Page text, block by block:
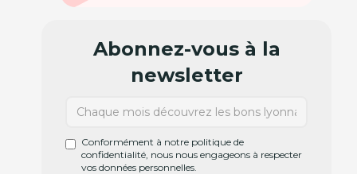
Abonnez-vous à la
newsletter
Conformément à notre politique de
confidentialité, nous nous engageons à respecter
vos données personnelles.